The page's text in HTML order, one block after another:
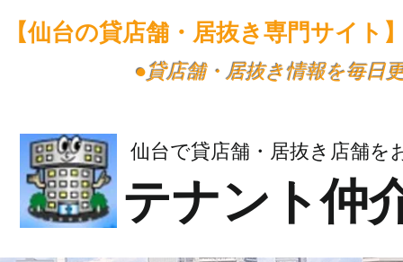
【仙台の貸店舗・居抜き専門サイト
​●貸店舗・居抜き情報を毎日
仙台で貸店舗・居抜き店舗を
テナント仲